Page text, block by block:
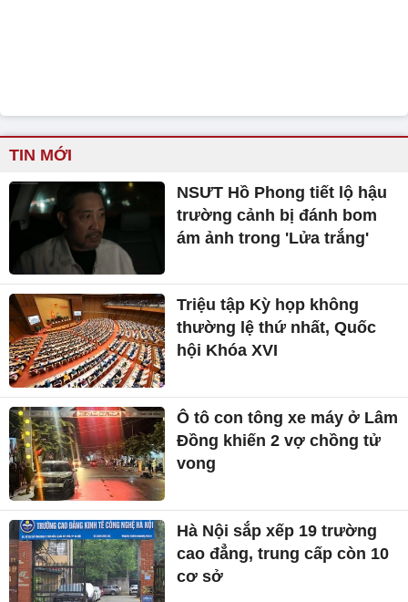
TIN MỚI
NSƯT Hồ Phong tiết lộ hậu
trường cảnh bị đánh bom
ám ảnh trong 'Lửa trắng'
Triệu tập Kỳ họp không
thường lệ thứ nhất, Quốc
hội Khóa XVI
Ô tô con tông xe máy ở Lâm
Đồng khiến 2 vợ chồng tử
vong
Hà Nội sắp xếp 19 trường
cao đẳng, trung cấp còn 10
cơ sở